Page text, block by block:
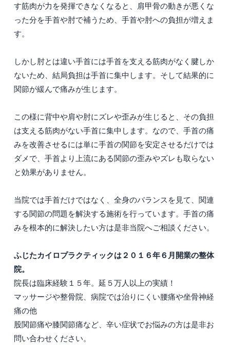
す筋肉が力を発揮できなくなると、肩甲骨の動きが悪くな
った分を手首や肘で補うため、手首や肘への負担が増えま
す。
しかし肘とは違い手首には手首を支える筋肉がなく腱しか
ないため、結局負担は手首に集中します。そして結果的に
関節が緩んで痛みが生じます。
この様に背中や肩や肘にズレや歪みが生じると、その負担
は支える筋肉がない手首に集中します。なので、手首の痛
みを改善させるには単に手首の関節を安定させるだけでは
ダメで、手首より上流にある関節の歪みやズレも取らない
と効果がありません。
当院では手首だけではなく、全身のバランスを見て、関連
する関節の問題を解決する施術を行っています。手首の痛
みを根本的に解決したい方は是非当院へご相談ください。
ふじたカイロプラクティックは２０１６年６月開業の整体
院。
院長は臨床経験１５年。延５万人以上の実績！
マッサージや整骨院、病院では治りにくい腰痛や坐骨神経
痛の他
股関節痛や膝関節痛など、辛い症状でお悩みの方は是非お
問い合わせください。